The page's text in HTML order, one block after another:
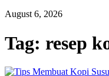
August 6, 2026
Tag: resep